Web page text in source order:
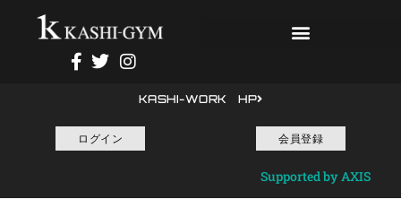
KASHI-WORK HP
ログイン 会員登録
Supported by AXIS